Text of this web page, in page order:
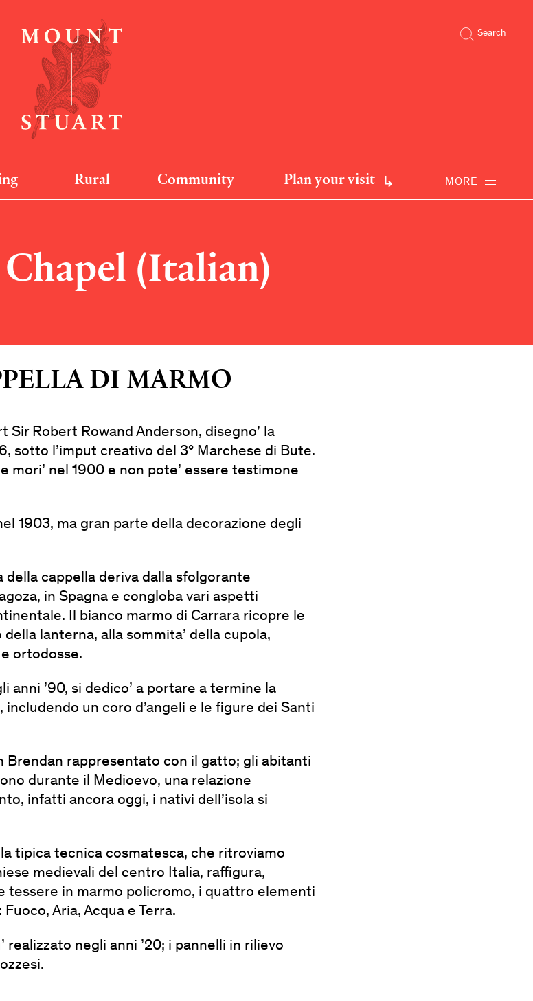
Search
Rural Community Plan your visit MORE
(Italian)
DI MARMO
Sir Robert Rowand Anderson, disegno’ la
sotto l’imput creativo del 3° Marchese di Bute.
nel 1900 e non pote’ essere testimone
1903, ma gran parte della decorazione degli
della cappella deriva dalla sfolgorante
in Spagna e congloba vari aspetti
Il bianco marmo di Carrara ricopre le
lanterna, alla sommita’ della cupola,
ortodosse.
anni ’90, si dedico’ a portare a termine la
un coro d’angeli e le figure dei Santi
Brendan rappresentato con il gatto; gli abitanti
durante il Medioevo, una relazione
infatti ancora oggi, i nativi dell’isola si
tipica tecnica cosmatesca, che ritroviamo
medievali del centro Italia, raffigura,
tessere in marmo policromo, i quattro elementi
Aria, Acqua e Terra.
realizzato negli anni ’20; i pannelli in rilievo